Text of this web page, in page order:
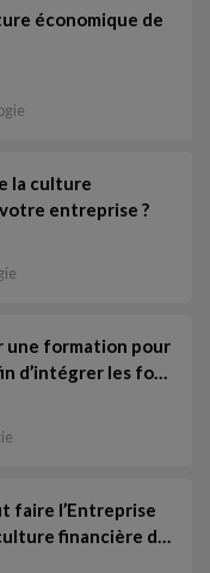
économique de
la culture
entreprise ?
une formation pour
d’intégrer les fo…
faire l’Entreprise
financière d…